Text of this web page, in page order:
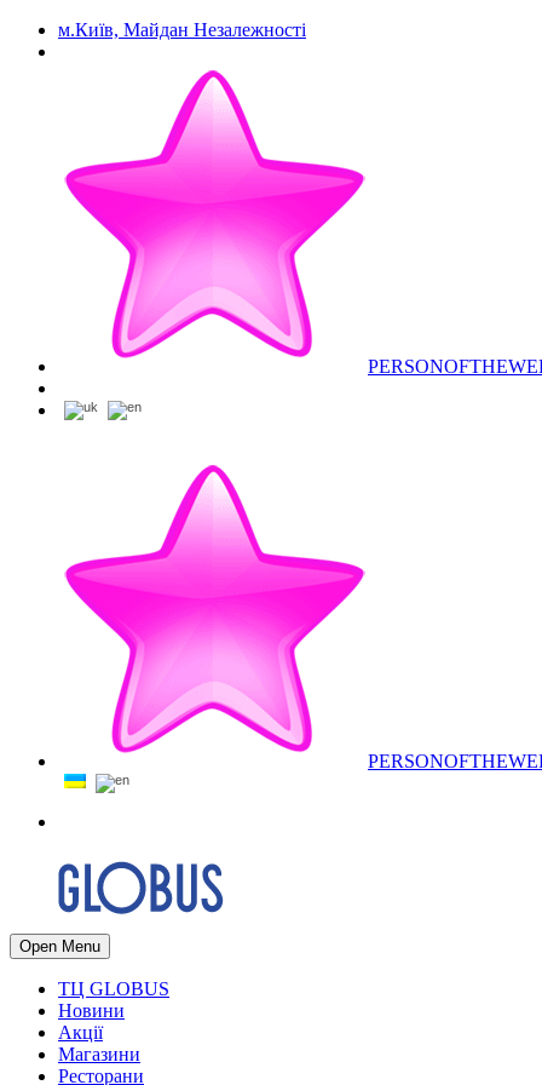
м.Київ, Майдан Незалежності
Open Menu
ТЦ GLOBUS
Новини
Акції
Магазини
Ресторани